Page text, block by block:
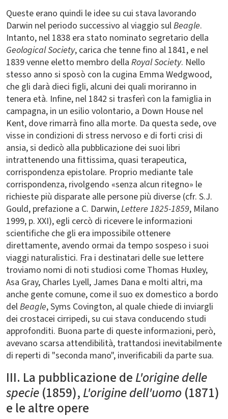
Queste erano quindi le idee su cui stava lavorando
Darwin nel periodo successivo al viaggio sulBeagle.
Intanto, nel 1838 era stato nominato segretario della
Geological Society, carica che tenne fino al 1841, e nel
1839 venne eletto membro della Royal Society. Nello
stesso anno si sposò con la cugina Emma Wedgwood,
che gli darà dieci figli, alcuni dei quali moriranno in
tenera età. Infine, nel 1842 si trasferì con la famiglia in
campagna, in un esilio volontario, a Down House nel
Kent, dove rimarrà fino alla morte. Da questa sede, ove
visse in condizioni di stress nervoso e di forti crisi di
ansia, si dedicò alla pubblicazione dei suoi libri
intrattenendo una fittissima, quasi terapeutica,
corrispondenza epistolare. Proprio mediante tale
corrispondenza, rivolgendo «senza alcun ritegno» le
richieste più disparate alle persone più diverse (cfr. S.J.
Gould, prefazione a C. Darwin,Lettere 1825-1859, Milano
1999, p. XXI), egli cercò di ricevere le informazioni
scientifiche che gli era impossibile ottenere
direttamente, avendo ormai da tempo sospeso i suoi
viaggi naturalistici. Fra i destinatari delle sue lettere
troviamo nomi di noti studiosi come Thomas Huxley,
Asa Gray, Charles Lyell, James Dana e molti altri, ma
anche gente comune, come il suo ex domestico a bordo
delBeagle, Syms Covington, al quale chiede di inviargli
dei crostacei cirripedi, su cui stava conducendo studi
approfonditi. Buona parte di queste informazioni, però,
avevano scarsa attendibilità, trattandosi inevitabilmente
di reperti di "seconda mano", inverificabili da parte sua.
III. La pubblicazione deL'origine delle
specie(1859),L'origine dell'uomo (1871)
e le altre opere